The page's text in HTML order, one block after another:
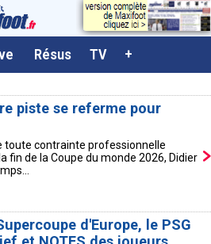
Résus TV +
le gros couac ?
que le Real Madrid finalise la signature
piste se referme pour
toute contrainte professionnelle
fin de la Coupe du monde 2026, Didier
d'Europe, le PSG